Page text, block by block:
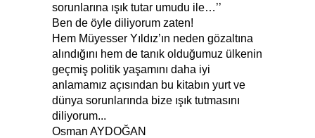
sorunlarına ışık tutar umudu ile…’’
Ben de öyle diliyorum zaten!
Hem Müyesser Yıldız’ın neden gözaltına
alındığını hem de tanık olduğumuz ülkenin
geçmiş politik yaşamını daha iyi
anlamamız açısından bu kitabın yurt ve
dünya sorunlarında bize ışık tutmasını
diliyorum...
Osman AYDOĞAN